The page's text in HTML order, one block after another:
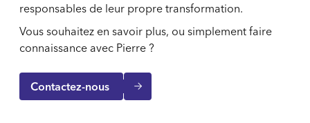
responsables de leur propre transformation.
Vous souhaitez en savoir plus, ou simplement faire
connaissance avec Pierre ?
Contactez-nous